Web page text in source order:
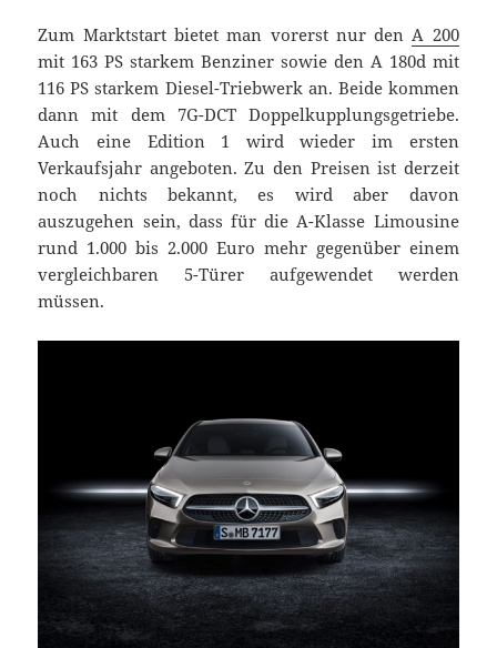
Zum Marktstart bietet man vorerst nur denA 200
mit 163 PS starkem Benziner sowie den A 180d mit
116 PS starkem Diesel-Triebwerk an. Beide kommen
dann mit dem 7G-DCT Doppelkupplungsgetriebe.
Auch eine Edition 1 wird wieder im ersten
Verkaufsjahr angeboten. Zu den Preisen ist derzeit
noch nichts bekannt, es wird aber davon
auszugehen sein, dass für die A-Klasse Limousine
rund 1.000 bis 2.000 Euro mehr gegenüber einem
vergleichbaren 5-Türer aufgewendet werden
müssen.